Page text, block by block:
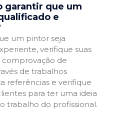
garantir que um
e
um pintor seja
verifique suas
comprovação de
de trabalhos
referências e verifique
para ter uma ideia
trabalho do profissional.